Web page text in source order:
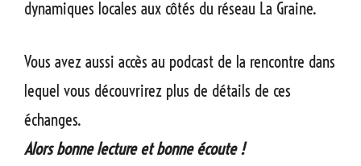
dynamiques locales aux côtés du réseau La Graine.
Vous avez aussi accès au podcast de la rencontre dans
lequel vous découvrirez plus de détails de ces
échanges.
Alors bonne lecture et bonne écoute !